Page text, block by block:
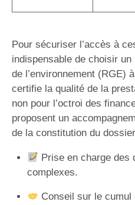
Pour sécuriser l’accès à
indispensable de choisir
de l’environnement (RGE)
certifie la qualité de la
non pour l’octroi des
proposent un
de la constitution du
Prise en charge des
complexes.
Conseil sur le cumul